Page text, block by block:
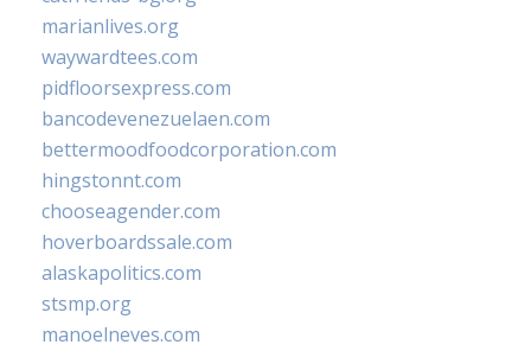
marianlives.org
waywardtees.com
pidfloorsexpress.com
bancodevenezuelaen.com
bettermoodfoodcorporation.com
hingstonnt.com
chooseagender.com
hoverboardssale.com
alaskapolitics.com
stsmp.org
manoelneves.com